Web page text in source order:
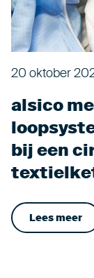
20 oktober
alsico
bij een
Lees meer